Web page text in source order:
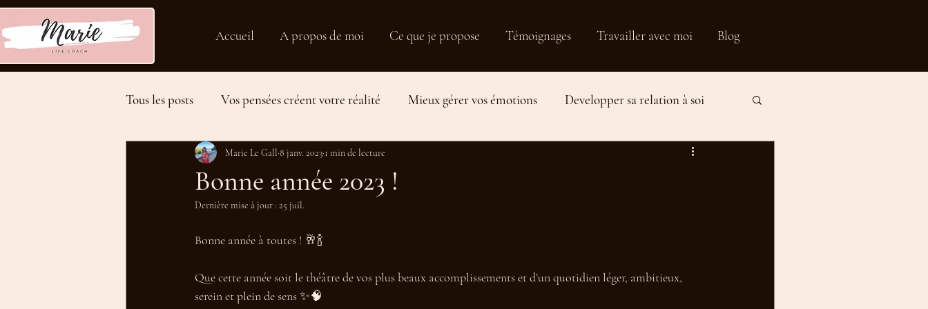
Accueil A propos de moi Ce que je propose Témoignages Travailler avec moi Blog
Tous les posts Vos pensées créent votre réalité Mieux gérer vos émotions Developper sa relation à soi
Développer son potentiel Travailler sa relation aux autres
Tips en vidéo
Bonne année 2023 !
Marie Le Gall 8 janv. 2023 1 min de lecture
Dernière mise à jour : 25 juil.
Bonne année à toutes ! 🥂🍾
Que cette année soit le théâtre de vos plus beaux accomplissements et d’un quotidien léger, ambitieux,
serein et plein de sens ✨🧠